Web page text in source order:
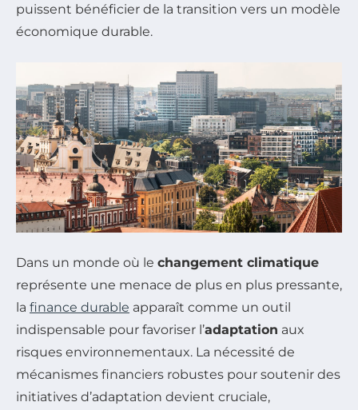
puissent bénéficier de la transition vers un modèle
économique durable.
Dans un monde où le changement climatique
représente une menace de plus en plus pressante,
la finance durable apparaît comme un outil
indispensable pour favoriser l’adaptation aux
risques environnementaux. La nécessité de
mécanismes financiers robustes pour soutenir des
initiatives d’adaptation devient cruciale,